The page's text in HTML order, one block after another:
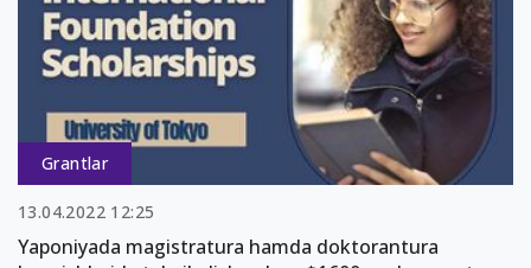
Grantlar
13.04.2022 12:25
Yaponiyada magistratura hamda doktorantura